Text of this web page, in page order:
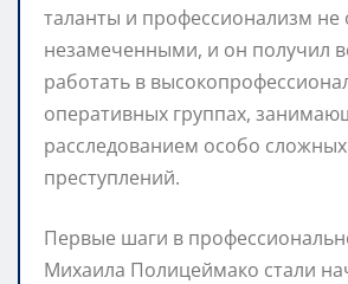
таланты и профессионализм не
незамеченными, и он получил
работать в
оперативных группах,
расследованием особо
преступлений.
Первые шаги в
Михаила Полицеймако стали